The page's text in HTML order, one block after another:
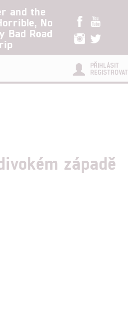
and the
No
Bad Road
PŘIHLÁSIT
REGISTROVAT
západě